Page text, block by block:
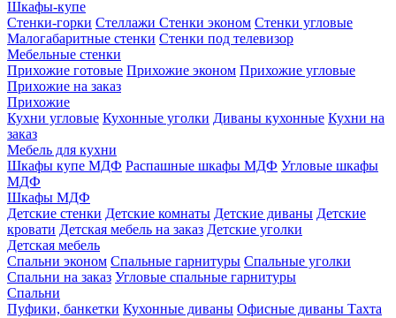
Шкафы-купе
Стенки-горки Стеллажи Стенки эконом Стенки угловые
Малогабаритные стенки Стенки под телевизор
Мебельные стенки
Прихожие готовые Прихожие эконом Прихожие угловые
Прихожие на заказ
Прихожие
Кухни угловые Кухонные уголки Диваны кухонные Кухни на
заказ
Мебель для кухни
Шкафы купе МДФ Распашные шкафы МДФ Угловые шкафы
МДФ
Шкафы МДФ
Детские стенки Детские комнаты Детские диваны Детские
кровати Детская мебель на заказ Детские уголки
Детская мебель
Спальни эконом Спальные гарнитуры Спальные уголки
Спальни на заказ Угловые спальные гарнитуры
Спальни
Пуфики, банкетки Кухонные диваны Офисные диваны Тахта